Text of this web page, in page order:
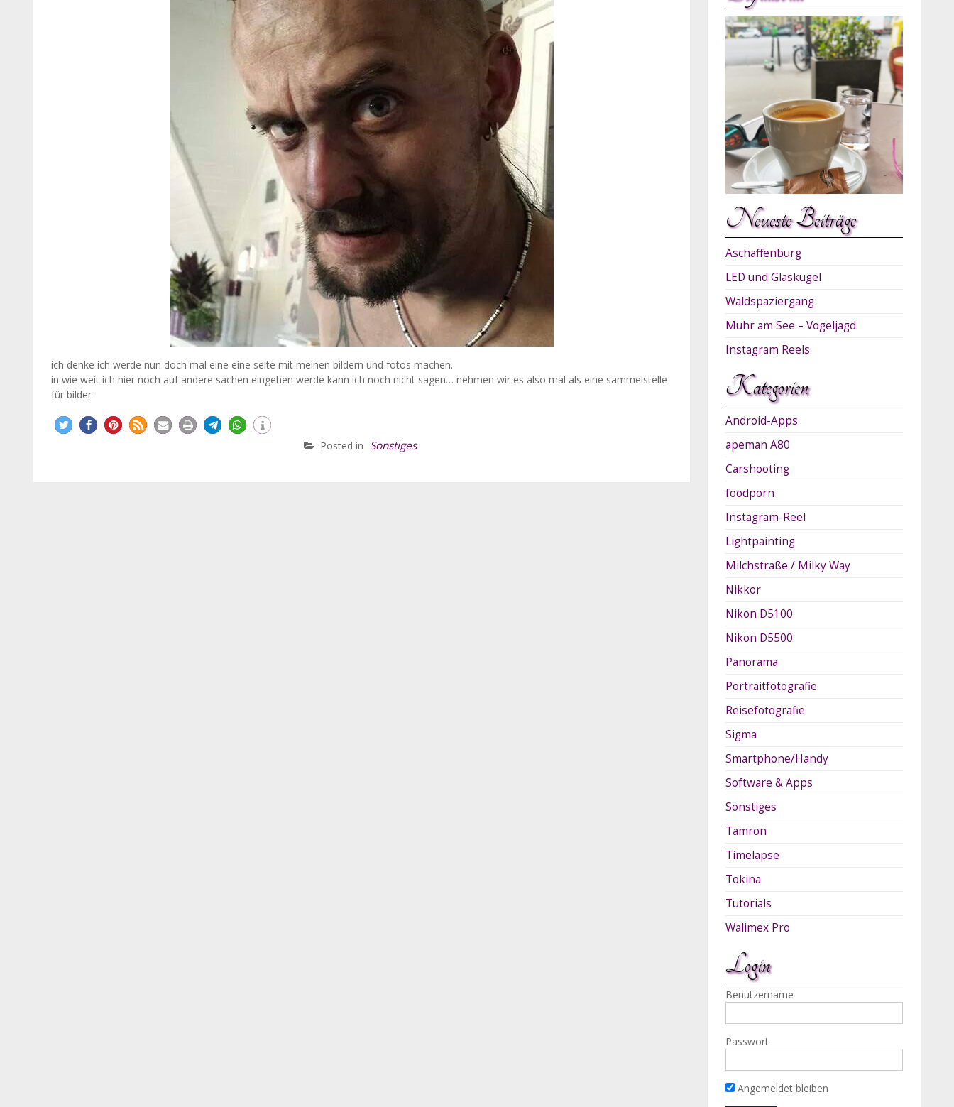
ich denke ich werde nun doch mal eine eine seite mit meinen bildern und fotos machen.
in wie weit ich hier noch auf andere sachen eingehen werde kann ich noch nicht sagen… nehmen wir es also mal als eine sammelstelle
für bilder
Posted in Sonstiges
Neueste Beiträge
Aschaffenburg
LED und Glaskugel
Waldspaziergang
Muhr am See – Vogeljagd
Instagram Reels
Kategorien
Android-Apps
apeman A80
Carshooting
foodporn
Instagram-Reel
Lightpainting
Milchstraße / Milky Way
Nikkor
Nikon D5100
Nikon D5500
Panorama
Portraitfotografie
Reisefotografie
Sigma
Smartphone/Handy
Software & Apps
Sonstiges
Tamron
Timelapse
Tokina
Tutorials
Walimex Pro
Login
Benutzername
Passwort
Angemeldet bleiben